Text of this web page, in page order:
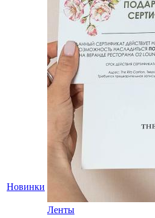
Новинки
Ленты